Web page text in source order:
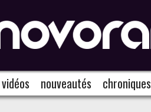
vidéos nouveautés chroniques